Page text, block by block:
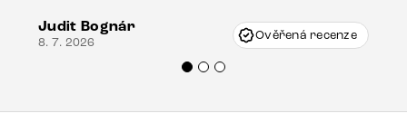
Vincze mi velmi korektně vyšli vstříc.
Doporučuji produkty Delife všem.“
Judit Bognár
8. 7. 2026 Ověřená recenze